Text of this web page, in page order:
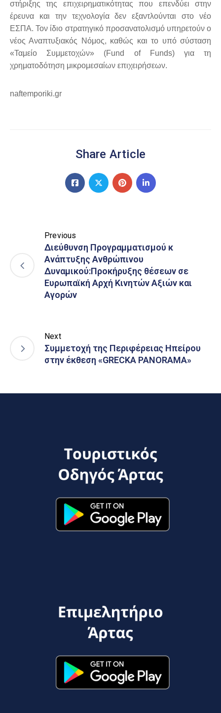
στήριξης της επιχειρηματικότητας που επενδύει στην
έρευνα και την τεχνολογία δεν εξαντλούνται στο νέο
ΕΣΠΑ. Τον ίδιο στρατηγικό προσανατολισμό υπηρετούν ο
νέος Αναπτυξιακός Νόμος, καθώς και το υπό σύσταση
«Ταμείο Συμμετοχών» (Fund of Funds) για τη
χρηματοδότηση μικρομεσαίων επιχειρήσεων.
naftemporiki.gr
Share Article
Previous
Διεύθυνση Προγραμματισμού κ
Ανάπτυξης Ανθρώπινου
Δυναμικού:Προκήρυξης θέσεων σε
Ευρωπαϊκή Αρχή Κινητών Αξιών και
Αγορών
Next
Συμμετοχή της Περιφέρειας Ηπείρου
στην έκθεση «GRECKA PANORAMA»